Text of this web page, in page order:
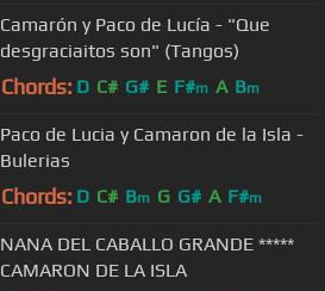
Camarón y Paco de Lucía - "Que
desgraciaitos son" (Tangos)
Chords: D C# G# E F#m A Bm
Paco de Lucia y Camaron de la Isla -
Bulerias
Chords: D C# Bm G G# A F#m
NANA DEL CABALLO GRANDE *****
CAMARON DE LA ISLA